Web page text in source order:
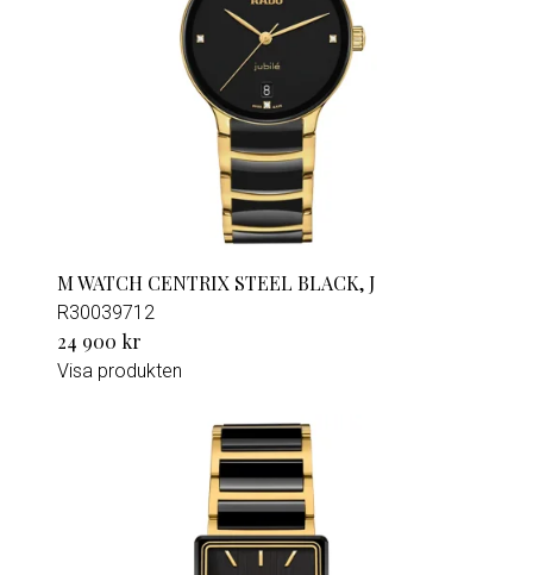
M WATCH CENTRIX STEEL BLACK, J
R30039712
24 900 kr
Visa produkten